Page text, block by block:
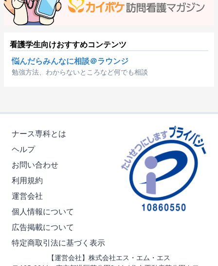
看護学生向けおすすめコンテンツ
悩んだらみんなに相談＠ラウンジ
勉強方法、わからないところなど何でも相談
ナース専科とは
ヘルプ
お問い合わせ
利用規約
運営会社
個人情報について
広告掲載について
特定商取引法に基づく表示
【運営会社】株式会社エス・エム・エス